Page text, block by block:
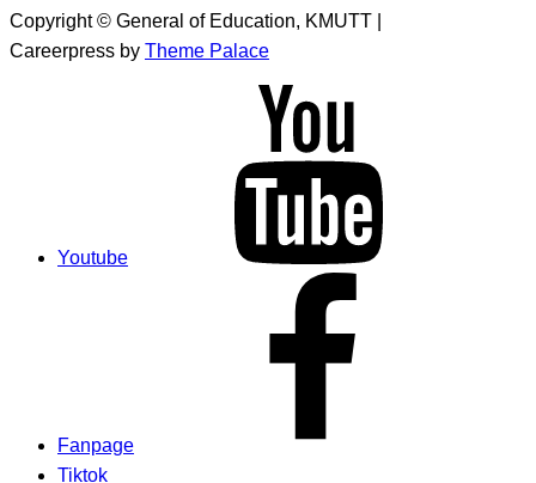
Copyright © General of Education, KMUTT |
Careerpress by Theme Palace
Youtube
Fanpage
Tiktok